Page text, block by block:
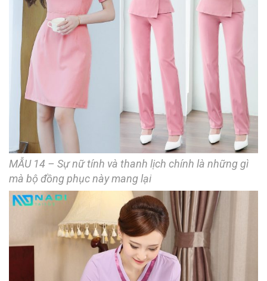
MẪU 14 – Sự nữ tính và thanh lịch chính là những gì
mà bộ đồng phục này mang lại